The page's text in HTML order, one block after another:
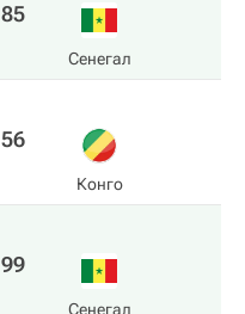
85
Сенегал
56
Конго
99
Сенегал